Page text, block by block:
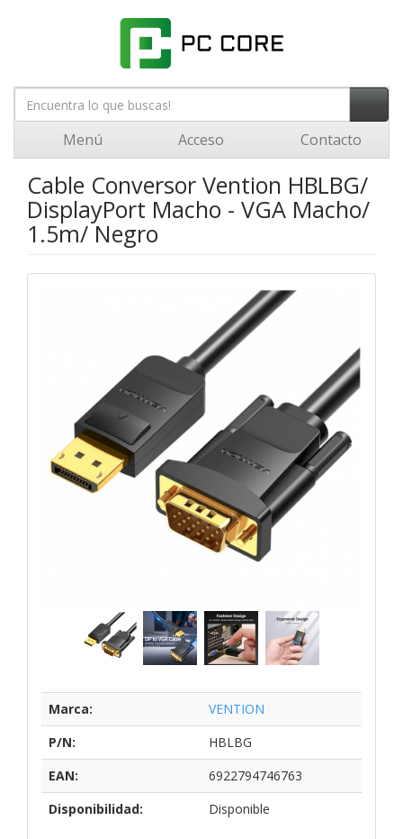
Menú Acceso Contacto
Cable Conversor Vention HBLBG/
DisplayPort Macho - VGA Macho/
1.5m/ Negro
Marca:
VENTION
P/N:
HBLBG
EAN:
6922794746763
Disponibilidad:
Disponible